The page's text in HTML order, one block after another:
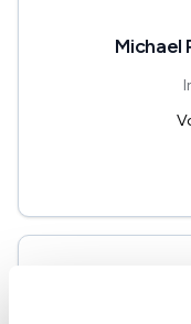
Michael